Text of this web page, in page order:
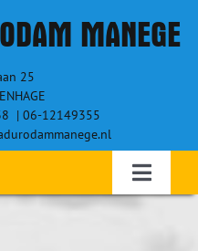
MANEGE
25
| 06-12149355
Toggle
paardrijden